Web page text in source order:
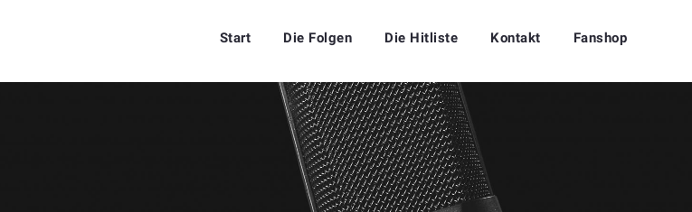
Start Die Folgen Die Hitliste Kontakt Fanshop